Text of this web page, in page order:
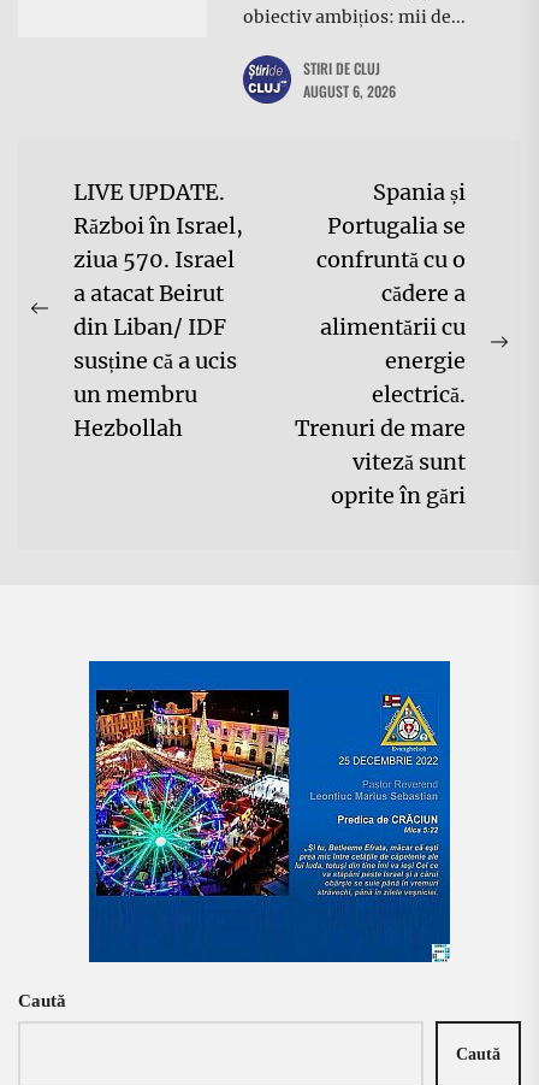
obiectiv ambițios: mii de...
STIRI DE CLUJ
AUGUST 6, 2026
Navigare
articole
Previous
post:
LIVE UPDATE.
Război în Israel,
ziua 570. Israel
a atacat Beirut
din Liban/ IDF
susține că a ucis
un membru
Hezbollah
Spania și
Portugalia se
confruntă cu o
cădere a
alimentării cu
energie
electrică.
Trenuri de mare
viteză sunt
oprite în gări
Caută
Caută